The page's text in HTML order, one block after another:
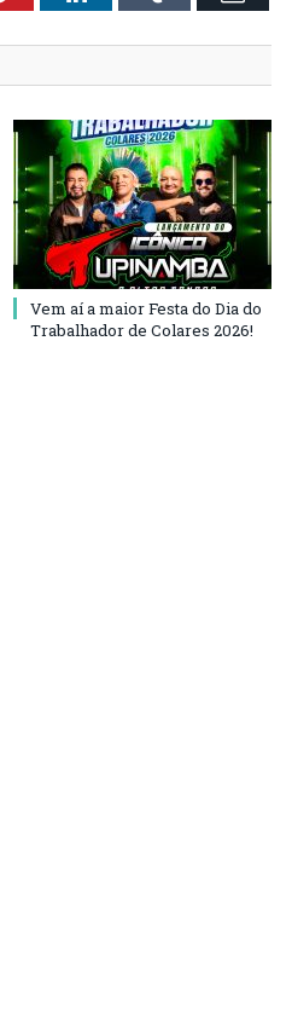
Vem aí a maior Festa do Dia do
Trabalhador de Colares 2026!